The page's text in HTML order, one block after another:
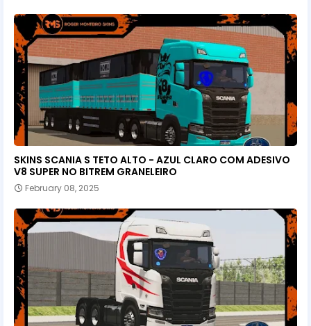
SKINS SCANIA S TETO ALTO - AZUL CLARO COM ADESIVO
V8 SUPER NO BITREM GRANELEIRO
February 08, 2025